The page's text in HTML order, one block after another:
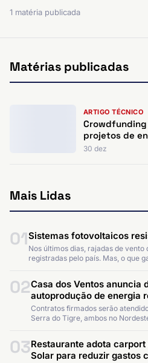
1 matéria publicada
Matérias publicadas
ARTIGO TÉCNICO
projetos de
30 dez
Mais Lidas
01Sistemas fotovoltaicos
Nos últimos dias, rajadas de vento
registradas pelo país. Mas, o que
02Casa dos Ventos anuncia
autoprodução de energia
Contratos firmados serão
Serra do Tigre, ambos no
03Restaurante adota
Solar para reduzir gastos